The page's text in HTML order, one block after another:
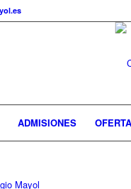
ADMISIONES